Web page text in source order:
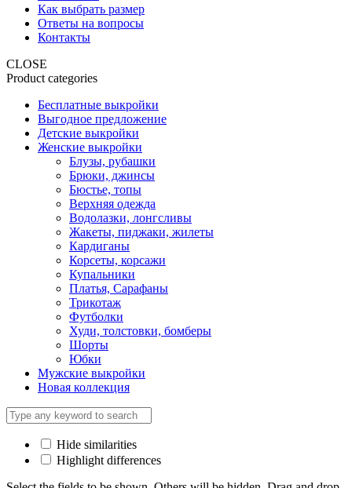
Как выбрать размер
Ответы на вопросы
Контакты
CLOSE
Product categories
Бесплатные выкройки
Выгодное предложение
Детские выкройки
Женские выкройки
Блузы, рубашки
Брюки, джинсы
Бюстье, топы
Верхняя одежда
Водолазки, лонгсливы
Жакеты, пиджаки, жилеты
Кардиганы
Корсеты, корсажи
Купальники
Платья, Сарафаны
Трикотаж
Футболки
Худи, толстовки, бомберы
Шорты
Юбки
Мужские выкройки
Новая коллекция
Hide similarities
Highlight differences